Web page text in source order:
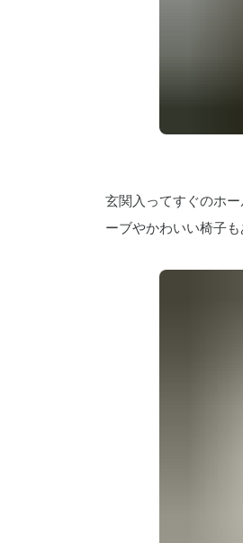
ーブやかわいい椅子